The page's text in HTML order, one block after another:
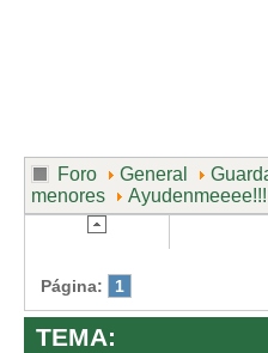
Foro General
menores
Ayudenmeeee!!!
Página: 1
TEMA: